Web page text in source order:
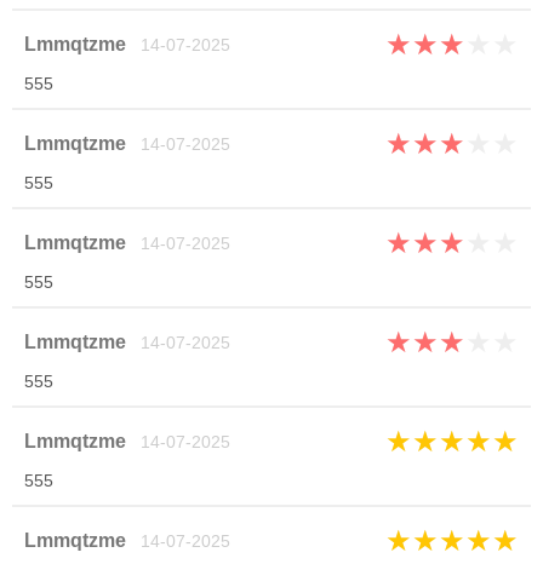
Lmmqtzme 14-07-2025 ★★★
555
Lmmqtzme 14-07-2025 ★★★
555
Lmmqtzme 14-07-2025 ★★★
555
Lmmqtzme 14-07-2025 ★★★
555
Lmmqtzme 14-07-2025 ★★★★★
555
Lmmqtzme 14-07-2025 ★★★★★